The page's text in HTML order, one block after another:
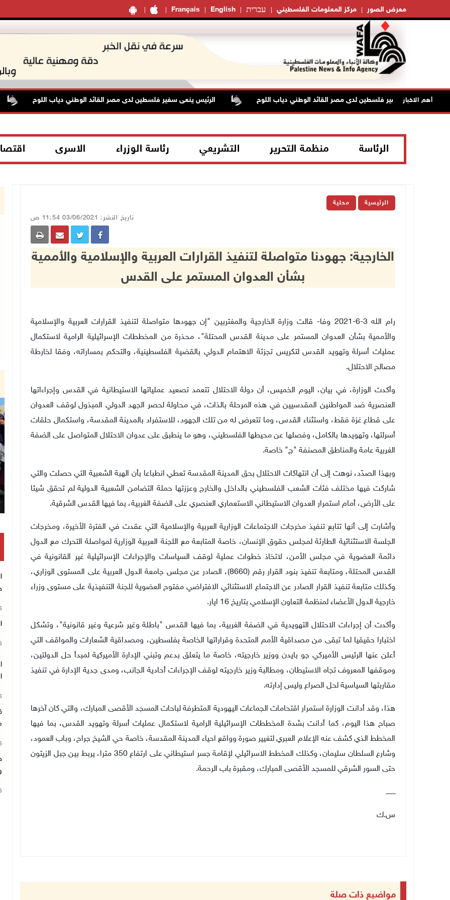
Français English עברית مركز المعلومات الفلسطيني معرض الصور
أهم الاخبار
وفاة سفير فلسطين لدى مصر القائد الوطني دياب اللوح الرئيس ينعى سفير فلسطين لدى مصر القائد الوطني دياب اللوح
الرئاسة منظمة التحرير التشريعي رئاسة الوزراء الاسرى
الرئيسية محلية
تاريخ النشر: 03/06/2021 11:54 ص
الخارجية: جهودنا متواصلة لتنفيذ القرارات العربية والإسلامية والأممية
بشأن العدوان المستمر على القدس
‌رام الله 3-6-2021 وفا- قالت وزارة الخارجية والمغتربين "إن جهودها متواصلة لتنفيذ القرارات العربية والإسلامية
والأممية بشأن العدوان المستمر على مدينة القدس المحتلة"، محذرة من المخططات الإسرائيلية الرامية لاستكمال
عمليات أسرلة وتهويد القدس لتكريس تجزئة الاهتمام الدولي بالقضية الفلسطينية، والتحكم بمساراته، وفقا لخارطة
مصالح الاحتلال.
وأكدت الوزارة، في بيان، اليوم الخميس، أن دولة الاحتلال تتعمد تصعيد عملياتها الاستيطانية في القدس وإجراءاتها
العنصرية ضد المواطنين المقدسيين في هذه المرحلة بالذات، في محاولة لحصر الجهد الدولي المبذول لوقف العدوان
على قطاع غزة فقط، واستثناء القدس، وما تتعرض له من تلك الجهود، للاستفراد بالمدينة المقدسة، واستكمال حلقات
أسرلتها، وتهويدها بالكامل، وفصلها عن محيطها الفلسطيني، وهو ما ينطبق على عدوان الاحتلال المتواصل على الضفة
الغربية عامة والمناطق المصنفة "ج" خاصة.
وبهذا الصدّد، نوهت إلى أن انتهاكات الاحتلال بحق المدينة المقدسة تعطي انطباعا بأن الهبة الشعبية التي حصلت والتي
شاركت فيها مختلف فئات الشعب الفلسطيني بالداخل والخارج وعززتها حملة التضامن الشعبية الدولية لم تحقق شيئا
على الأرض، أمام استمرار العدوان الاستيطاني الاستعماري العنصري على الضفة الغربية، بما فيها القدس الشرقية.
وأشارت إلى أنها تتابع تنفيذ مخرجات الاجتماعات الوزارية العربية والإسلامية التي عقدت في الفترة الأخيرة، ومخرجات
الجلسة الاستثنائية الطارئة لمجلس حقوق الإنسان، خاصة المتابعة مع اللجنة العربية الوزارية لمواصلة التحرك مع الدول
دائمة العضوية في مجلس الأمن، لاتخاذ خطوات عملية لوقف السياسات والإجراءات الإسرائيلية غير القانونية في
القدس المحتلة، ومتابعة تنفيذ بنود القرار رقم (8660)، الصادر عن مجلس جامعة الدول العربية على المستوى الوزاري،
وكذلك متابعة تنفيذ القرار الصادر عن الاجتماع الاستثنائي الافتراضي مفتوح العضوية للجنة التنفيذية على مستوى وزراء
خارجية الدول الأعضاء لمنظمة التعاون الإسلامي بتاريخ 16 ايار.
وأكدت أن إجراءات الاحتلال التهويدية في الضفة الغربية، بما فيها القدس "باطلة وغير شرعية وغير قانونية"، وتشكل
اختبارا حقيقيا لما تبقى من مصداقية الأمم المتحدة وقراراتها الخاصة بفلسطين، ومصداقية الشعارات والمواقف التي
أعلن عنها الرئيس الأميركي جو بايدن ووزير خارجيته، خاصة ما يتعلق بدعم وتبني الإدارة الأميركية لمبدأ حل الدولتين،
وموقفها المعروف تجاه الاستيطان، ومطالبة وزير خارجيته لوقف الإجراءات أحادية الجانب، ومدى جدية الإدارة في تنفيذ
مقاربتها السياسية لحل الصراع وليس إدارته.
هذا، وقد أدانت الوزارة استمرار اقتحامات الجماعات اليهودية المتطرفة لباحات المسجد الأقصى المبارك، والتي كان آخرها
صباح هذا اليوم، كما أدانت بشدة المخططات الإسرائيلية الرامية لاستكمال عمليات أسرلة وتهويد القدس، بما فيها
المخطط الذي كشف عنه الإعلام العبري لتغيير صورة وواقع احياء المدينة المقدسة، خاصة حي الشيخ جراح، وباب العمود،
وشارع السلطان سليمان، وكذلك المخطط الاسرائيلي لإقامة جسر استيطاني على ارتفاع 350 مترا، يربط بين جبل الزيتون
حتى السور الشرقي للمسجد الأقصى المبارك، ومقبرة باب الرحمة.
ـــــــــ
س.ك
مواضيع ذات صلة